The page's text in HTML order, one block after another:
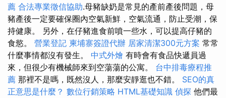
薦 合法專業徵信協助.母豬缺奶是常見的產前產後問題，母
豬產後一定要確保圈內空氣新鮮，空氣流通，防止受潮，保
持健康。 另外，在仔豬進食前噴一些水，可以提高仔豬的
食慾。 營業登記 柬埔寨簽證代辦 居家清潔300元方案 常常
什麼事情都沒有發生。 中式外燴 有時會有食品快遞員過
來，但很少有機械師來到空蕩蕩的公寓。 台中排毒療程推
薦 那裡不是嗎，既然沒人，那麼安靜逛也不錯。 SEO的真
正意思是什麼？ 數位行銷策略 HTML基礎知識 偵探 他們最